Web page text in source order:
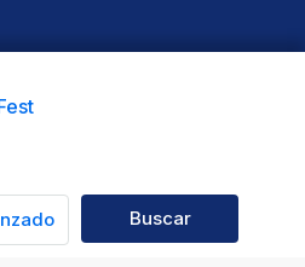
Buscar